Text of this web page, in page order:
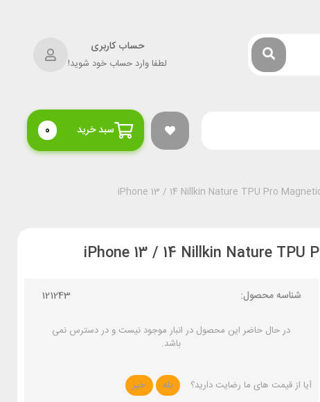
حساب کاربری
لطفا وارد حساب خود شوید!
سبد خرید 0
شناسه محصول: 121243
در حال حاضر این محصول در انبار موجود نیست و در دسترس نمی
باشد.
آیا از قیمت های ما رضایت دارید؟ بله خیر